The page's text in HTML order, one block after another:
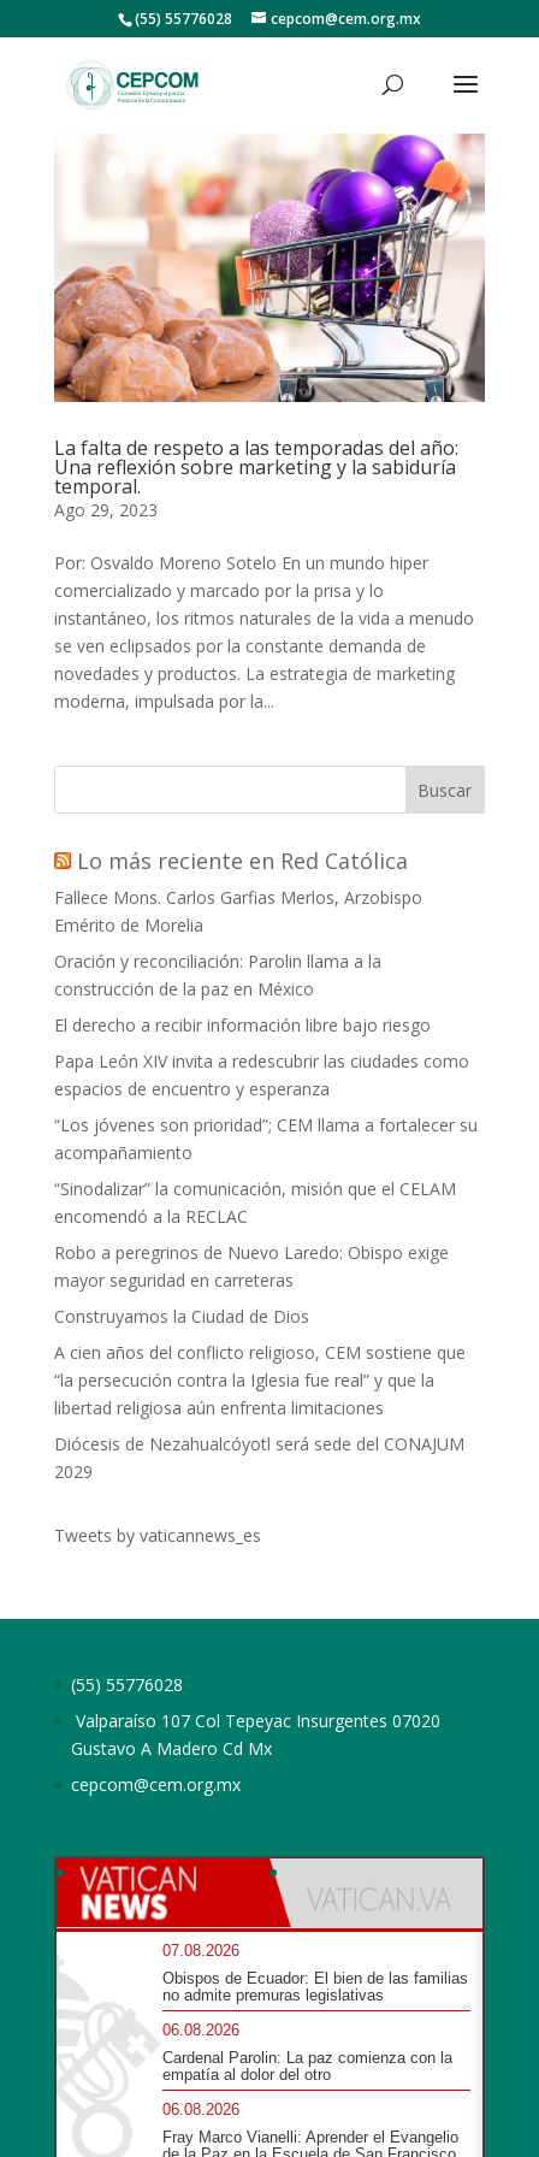
(55) 55776028 cepcom@cem.org.mx
La falta de respeto a las temporadas del año:
Una reflexión sobre marketing y la sabiduría
temporal.
Ago 29, 2023
Por: Osvaldo Moreno Sotelo En un mundo hiper
comercializado y marcado por la prisa y lo
instantáneo, los ritmos naturales de la vida a menudo
se ven eclipsados por la constante demanda de
novedades y productos. La estrategia de marketing
moderna, impulsada por la...
Buscar
Lo más reciente en Red Católica
Fallece Mons. Carlos Garfias Merlos, Arzobispo
Emérito de Morelia
Oración y reconciliación: Parolin llama a la
construcción de la paz en México
El derecho a recibir información libre bajo riesgo
Papa León XIV invita a redescubrir las ciudades como
espacios de encuentro y esperanza
“Los jóvenes son prioridad”; CEM llama a fortalecer su
acompañamiento
“Sinodalizar” la comunicación, misión que el CELAM
encomendó a la RECLAC
Robo a peregrinos de Nuevo Laredo: Obispo exige
mayor seguridad en carreteras
Construyamos la Ciudad de Dios
A cien años del conflicto religioso, CEM sostiene que
“la persecución contra la Iglesia fue real” y que la
libertad religiosa aún enfrenta limitaciones
Diócesis de Nezahualcóyotl será sede del CONAJUM
2029
Tweets by vaticannews_es
(55) 55776028
Valparaíso 107 Col Tepeyac Insurgentes 07020
Gustavo A Madero Cd Mx
cepcom@cem.org.mx
07.08.2026
Obispos de Ecuador: El bien de las familias
no admite premuras legislativas
06.08.2026
Cardenal Parolin: La paz comienza con la
empatía al dolor del otro
06.08.2026
Fray Marco Vianelli: Aprender el Evangelio